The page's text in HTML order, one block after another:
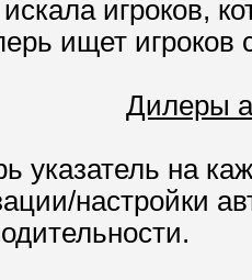
игроков,
ищет
Дилеры
указатель на
настройки